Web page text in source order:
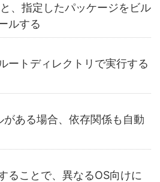
、指定したパッケージをビル
ルする
ートディレクトリで実行する
ある場合、依存関係も自動
ることで、異なるOS向けに